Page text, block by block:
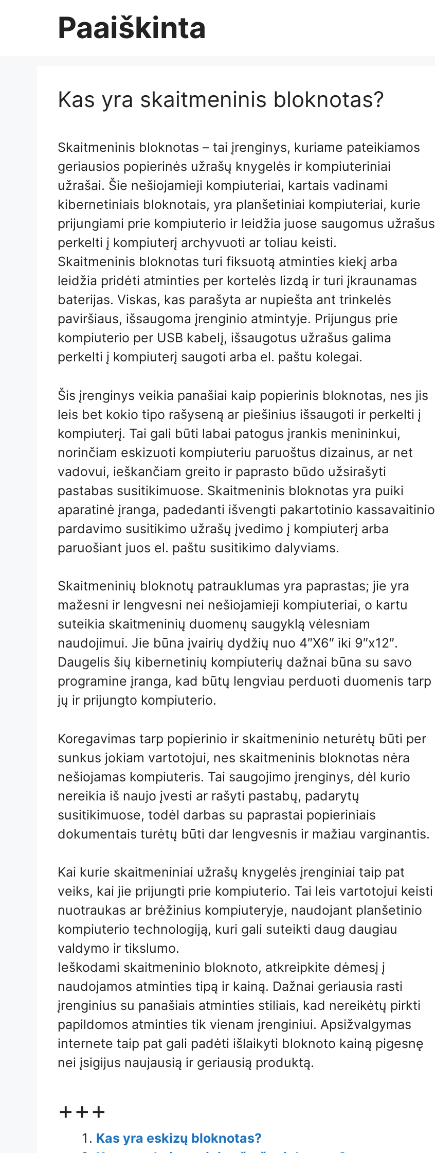
Paaiškinta
Kas yra skaitmeninis bloknotas?
Skaitmeninis bloknotas – tai įrenginys, kuriame pateikiamos
geriausios popierinės užrašų knygelės ir kompiuteriniai
užrašai. Šie nešiojamieji kompiuteriai, kartais vadinami
kibernetiniais bloknotais, yra planšetiniai kompiuteriai, kurie
prijungiami prie kompiuterio ir leidžia juose saugomus užrašus
perkelti į kompiuterį archyvuoti ar toliau keisti.
Skaitmeninis bloknotas turi fiksuotą atminties kiekį arba
leidžia pridėti atminties per kortelės lizdą ir turi įkraunamas
baterijas. Viskas, kas parašyta ar nupiešta ant trinkelės
paviršiaus, išsaugoma įrenginio atmintyje. Prijungus prie
kompiuterio per USB kabelį, išsaugotus užrašus galima
perkelti į kompiuterį saugoti arba el. paštu kolegai.
Šis įrenginys veikia panašiai kaip popierinis bloknotas, nes jis
leis bet kokio tipo rašyseną ar piešinius išsaugoti ir perkelti į
kompiuterį. Tai gali būti labai patogus įrankis menininkui,
norinčiam eskizuoti kompiuteriu paruoštus dizainus, ar net
vadovui, ieškančiam greito ir paprasto būdo užsirašyti
pastabas susitikimuose. Skaitmeninis bloknotas yra puiki
aparatinė įranga, padedanti išvengti pakartotinio kassavaitinio
pardavimo susitikimo užrašų įvedimo į kompiuterį arba
paruošiant juos el. paštu susitikimo dalyviams.
Skaitmeninių bloknotų patrauklumas yra paprastas; jie yra
mažesni ir lengvesni nei nešiojamieji kompiuteriai, o kartu
suteikia skaitmeninių duomenų saugyklą vėlesniam
naudojimui. Jie būna įvairių dydžių nuo 4″X6″ iki 9″x12″.
Daugelis šių kibernetinių kompiuterių dažnai būna su savo
programine įranga, kad būtų lengviau perduoti duomenis tarp
jų ir prijungto kompiuterio.
Koregavimas tarp popierinio ir skaitmeninio neturėtų būti per
sunkus jokiam vartotojui, nes skaitmeninis bloknotas nėra
nešiojamas kompiuteris. Tai saugojimo įrenginys, dėl kurio
nereikia iš naujo įvesti ar rašyti pastabų, padarytų
susitikimuose, todėl darbas su paprastai popieriniais
dokumentais turėtų būti dar lengvesnis ir mažiau varginantis.
Kai kurie skaitmeniniai užrašų knygelės įrenginiai taip pat
veiks, kai jie prijungti prie kompiuterio. Tai leis vartotojui keisti
nuotraukas ar brėžinius kompiuteryje, naudojant planšetinio
kompiuterio technologiją, kuri gali suteikti daug daugiau
valdymo ir tikslumo.
Ieškodami skaitmeninio bloknoto, atkreipkite dėmesį į
naudojamos atminties tipą ir kainą. Dažnai geriausia rasti
įrenginius su panašiais atminties stiliais, kad nereikėtų pirkti
papildomos atminties tik vienam įrenginiui. Apsižvalgymas
internete taip pat gali padėti išlaikyti bloknoto kainą pigesnę
nei įsigijus naujausią ir geriausią produktą.
+++
Kas yra eskizų bloknotas?